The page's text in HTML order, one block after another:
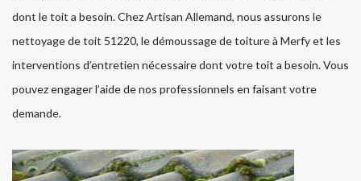
dont le toit a besoin. Chez Artisan Allemand, nous assurons le
nettoyage de toit 51220, le démoussage de toiture à Merfy et les
interventions d’entretien nécessaire dont votre toit a besoin. Vous
pouvez engager l’aide de nos professionnels en faisant votre
demande.